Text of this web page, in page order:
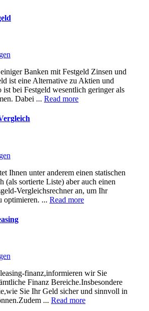
Banken mit Festgeld Zinsen und
ist eine Alternative zu Aktien und
bei Festgeld wesentlich geringer als
Dabei ... Read more
Ihnen unter anderem einen statischen
(als sortierte Liste) aber auch einen
Vergleichsrechner an, um Ihr
optimieren. ... Read more
finanz,informieren wir Sie
Finanz Bereiche.Insbesondere
Sie Ihr Geld sicher und sinnvoll in
... Read more